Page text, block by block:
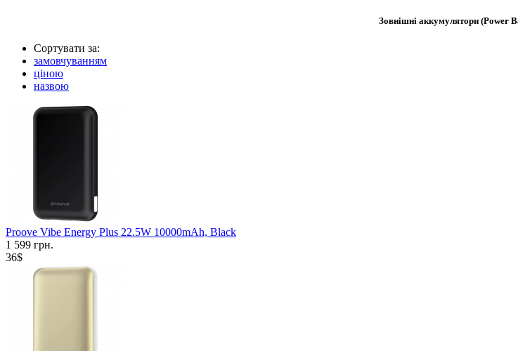
Зовнішні аккумулятори (Power
Сортувати за:
замовчуванням
ціною
назвою
Proove Vibe Energy Plus 22.5W 10000mAh, Black
1 599 грн.
36$